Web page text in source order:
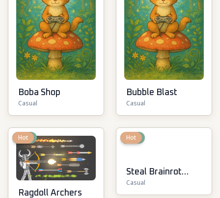
Boba Shop
Casual
Bubble Blast
Casual
New
Hot
Ragdoll Archers
New
Hot
Steal Brainrot
Online
Casual